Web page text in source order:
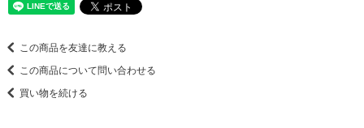
この商品を友達に教える
この商品について問い合わせる
買い物を続ける